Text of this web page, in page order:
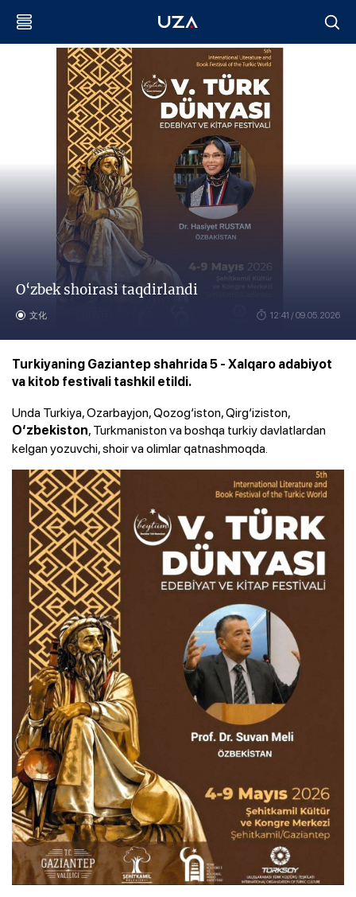
O‘zbek shoirasi taqdirlandi
文化 12:41 / 09.05.2026
Turkiyaning Gaziantep shahrida 5 - Xalqaro adabiyot
va kitob festivali tashkil etildi.
Unda Turkiya, Ozarbayjon, Qozog‘iston, Qirg‘iziston,
O‘zbekiston, Turkmaniston va boshqa turkiy davlatlardan
kelgan yozuvchi, shoir va olimlar qatnashmoqda.